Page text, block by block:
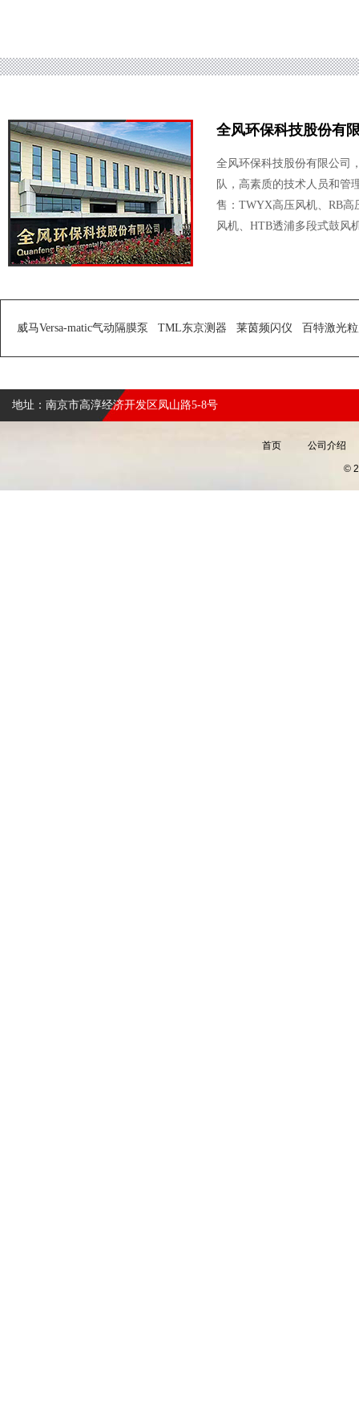
全风环保科技股份有
全风环保科技股份有限公司
队，高素质的技术人员和管
售：TWYX高压风机、RB高
风机、HTB透浦多段式鼓风
威马Versa-matic气动隔膜泵 TML东京测器 莱茵频闪仪 百特激光
地址：南京市高淳经济开发区凤山路5-8号
首页 公司介绍
©